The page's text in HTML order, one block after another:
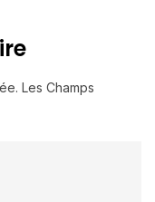
Les Champs